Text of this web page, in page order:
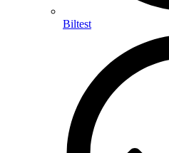
Biltest